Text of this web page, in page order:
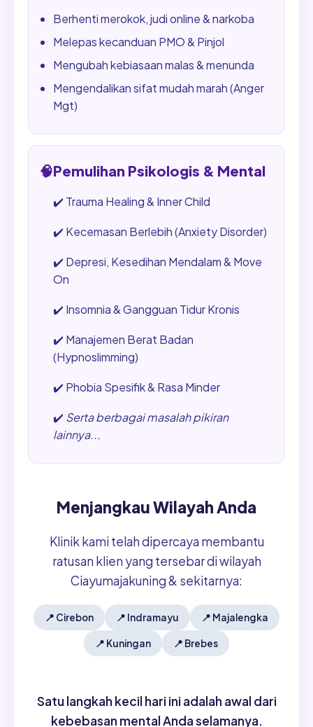
Berhenti merokok, judi online & narkoba
Melepas kecanduan PMO & Pinjol
Mengubah kebiasaan malas & menunda
Mengendalikan sifat mudah marah (Anger
Mgt)
🧠Pemulihan Psikologis & Mental
✔️ Trauma Healing & Inner Child
✔️ Kecemasan Berlebih (Anxiety Disorder)
✔️ Depresi, Kesedihan Mendalam & Move
On
✔️ Insomnia & Gangguan Tidur Kronis
✔️ Manajemen Berat Badan
(Hypnoslimming)
✔️ Phobia Spesifik & Rasa Minder
✔️ Serta berbagai masalah pikiran
lainnya...
Menjangkau Wilayah Anda
Klinik kami telah dipercaya membantu
ratusan klien yang tersebar di wilayah
Ciayumajakuning & sekitarnya:
📍 Cirebon 📍 Indramayu 📍 Majalengka
📍 Kuningan 📍 Brebes
Satu langkah kecil hari ini adalah awal dari
kebebasan mental Anda selamanya.